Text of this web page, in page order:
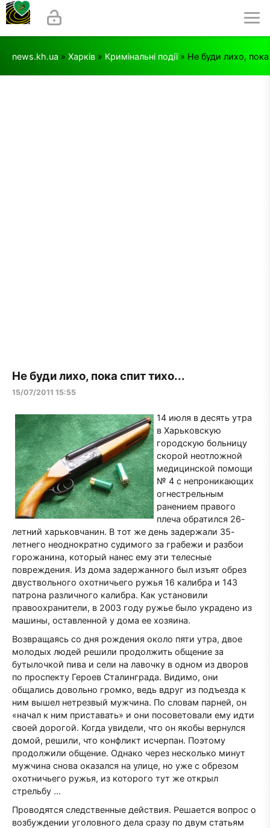
news.kh.ua » Харків » Кримінальні події» Не буди лихо, пока
Не буди лихо, пока спит тихо...
15/07/2011 15:55
14 июля в десять утра
в Харьковскую
городскую больницу
скорой неотложной
медицинской помощи
№ 4 с непроникающих
огнестрельным
ранением правого
плеча обратился 26-
летний харьковчанин. В тот же день задержали 35-
летнего неоднократно судимого за грабежи и разбои
горожанина, который нанес ему эти телесные
повреждения. Из дома задержанного был изъят обрез
двуствольного охотничьего ружья 16 калибра и 143
патрона различного калибра. Как установили
правоохранители, в 2003 году ружье было украдено из
машины, оставленной у дома ее хозяина.
Возвращаясь со дня рождения около пяти утра, двое
молодых людей решили продолжить общение за
бутылочкой пива и сели на лавочку в одном из дворов
по проспекту Героев Сталинграда. Видимо, они
общались довольно громко, ведь вдруг из подъезда к
ним вышел нетрезвый мужчина. По словам парней, он
«начал к ним приставать» и они посоветовали ему идти
своей дорогой. Когда увидели, что он якобы вернулся
домой, решили, что конфликт исчерпан. Поэтому
продолжили общение. Однако через несколько минут
мужчина снова оказался на улице, но уже с обрезом
охотничьего ружья, из которого тут же открыл
стрельбу ...
Проводятся следственные действия. Решается вопрос о
возбуждении уголовного дела сразу по двум статьям